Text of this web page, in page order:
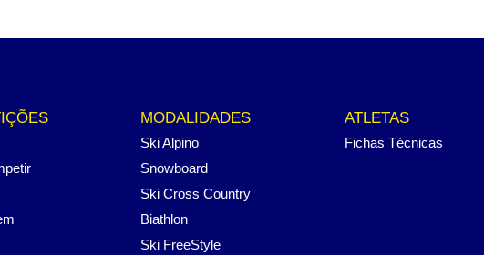
MODALIDADES
Ski Alpino
Snowboard
Ski Cross Country
Biathlon
Ski FreeStyle
ATLETAS
Fichas Técnicas